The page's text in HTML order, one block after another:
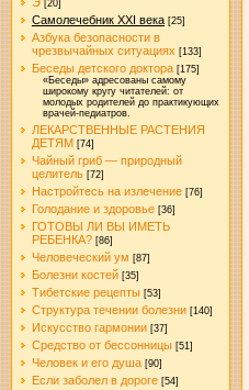
[20]
Самолечебник XXI века [25]
Азбука безопасности в
чрезвычайных ситуациях [133]
Беседы детского доктора [175]
«Беседы» адресованы самому
широкому кругу читателей: от
молодых родителей до практикующих
врачей-педиатров.
ЛЕКАРСТВЕННЫЕ РАСТЕНИЯ
ДЕТЯМ [74]
Чайный гриб — природный
целитель [72]
Настройтесь на излечение [76]
Голодание и здоровье [36]
ГОТОВЫ ЛИ ВЫ ИМЕТЬ
РЕБЕНКА? [86]
Человеческий ум [87]
Болезни костей [35]
Тибетские рецепты [53]
Структура течении болезни [140]
Искусство гармонии [37]
Средство от бессонницы [51]
Человек и его душа [90]
Если заболел в дороге [54]